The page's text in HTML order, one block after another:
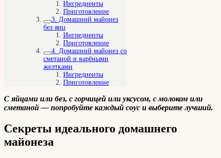
Ингредиенты
Приготовление
3. Домашний майонез
без яиц
Ингредиенты
Приготовление
4. Домашний майонез со
сметаной и варёными
желтками
Ингредиенты
Приготовление
С яйцами или без, с горчицей или уксусом, с молоком или
сметаной — попробуйте каждый соус и выберите лучший.
Секреты идеального домашнего
майонеза